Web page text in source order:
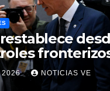
el rechazo de
restricciones
2026 NOTICIAS VE